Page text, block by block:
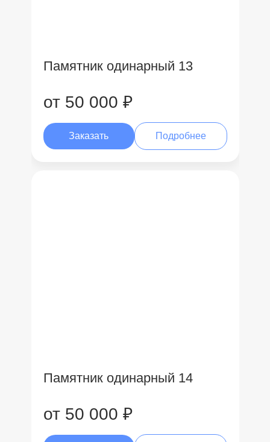
Памятник одинарный 13
от 50 000 ₽
Заказать Подробнее
Памятник одинарный 14
от 50 000 ₽